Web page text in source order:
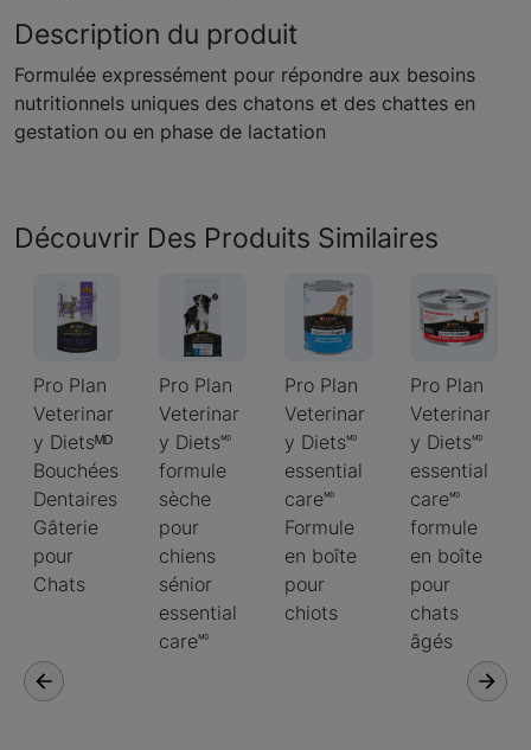
Description du produit
Formulée expressément pour répondre aux besoins
nutritionnels uniques des chatons et des chattes en
gestation ou en phase de lactation
Découvrir Des Produits Similaires
Pro Plan
Veterinar
y Dietsᴹᴰ
Bouchées
Dentaires
Gâterie
pour
Chats
Pro Plan
Veterinar
y Diets🅫
formule
sèche
pour
chiens
sénior
essential
care🅫
Pro Plan
Veterinar
y Diets🅫
essential
care🅫
Formule
en boîte
pour
chiots
Pro Plan
Veterinar
y Diets🅫
essential
care🅫
formule
en boîte
pour
chats
âgés